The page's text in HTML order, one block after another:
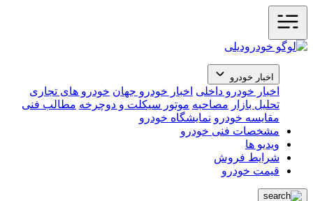
اخبار خودرو
اخبار خودرو داخلی اخبار خودرو جهان خودرو های تجاری
تحلیل بازار مصاحبه موتور سیکلت و دوچرخه مطالب فنی
مقایسه خودرو نمایشگاه خودرو
مشخصات فنی خودرو
ویدیو ها
شرایط فروش
قیمت خودرو